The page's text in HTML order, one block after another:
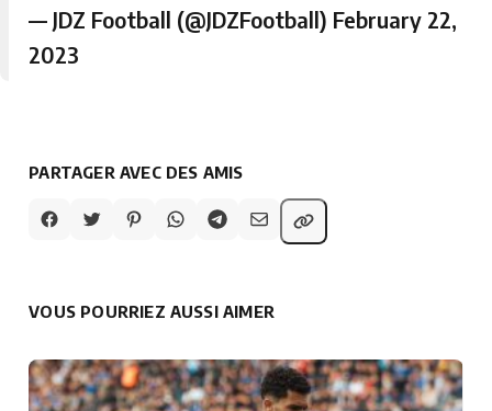
— JDZ Football (@JDZFootball) February 22,
2023
PARTAGER AVEC DES AMIS
VOUS POURRIEZ AUSSI AIMER